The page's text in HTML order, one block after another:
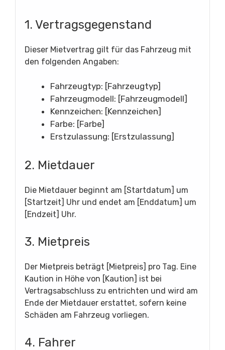
1. Vertragsgegenstand
Dieser Mietvertrag gilt für das Fahrzeug mit
den folgenden Angaben:
Fahrzeugtyp: [Fahrzeugtyp]
Fahrzeugmodell: [Fahrzeugmodell]
Kennzeichen: [Kennzeichen]
Farbe: [Farbe]
Erstzulassung: [Erstzulassung]
2. Mietdauer
Die Mietdauer beginnt am [Startdatum] um
[Startzeit] Uhr und endet am [Enddatum] um
[Endzeit] Uhr.
3. Mietpreis
Der Mietpreis beträgt [Mietpreis] pro Tag. Eine
Kaution in Höhe von [Kaution] ist bei
Vertragsabschluss zu entrichten und wird am
Ende der Mietdauer erstattet, sofern keine
Schäden am Fahrzeug vorliegen.
4. Fahrer